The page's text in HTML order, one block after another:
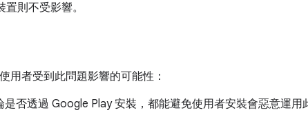
則不受影響。
用者受到此問題影響的可能性：
是否透過 Google Play 安裝，都能避免使用者安裝會惡意運用